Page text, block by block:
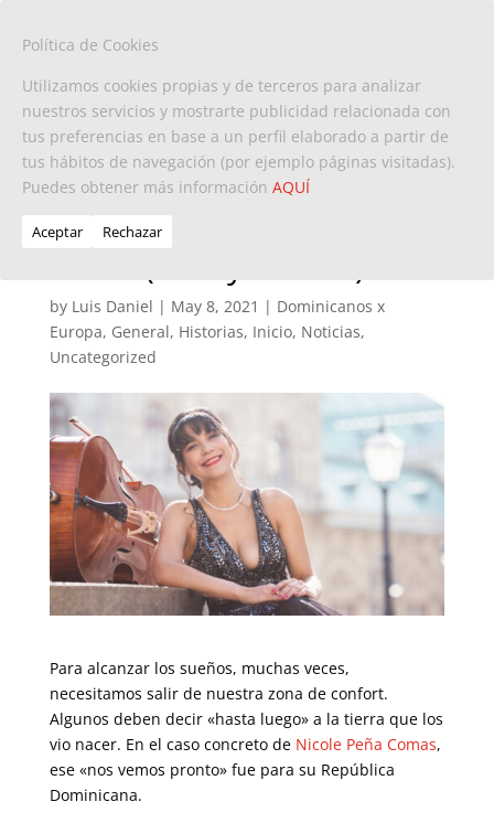
Nicole Peña Comas,
talentosa artista
dominicana destacada en
by Luis Daniel | May 8, 2021 | Dominicanos x
Europa, General, Historias, Inicio, Noticias,
Uncategorized
Para alcanzar los sueños, muchas veces,
necesitamos salir de nuestra zona de confort.
Algunos deben decir «hasta luego» a la tierra que los
vio nacer. En el caso concreto de Nicole Peña Comas,
ese «nos vemos pronto» fue para su República
Dominicana.
Política de Cookies
Utilizamos cookies propias y de terceros para analizar
nuestros servicios y mostrarte publicidad relacionada con
tus preferencias en base a un perfil elaborado a partir de
tus hábitos de navegación (por ejemplo páginas visitadas).
Puedes obtener más información AQUÍ
Aceptar Rechazar